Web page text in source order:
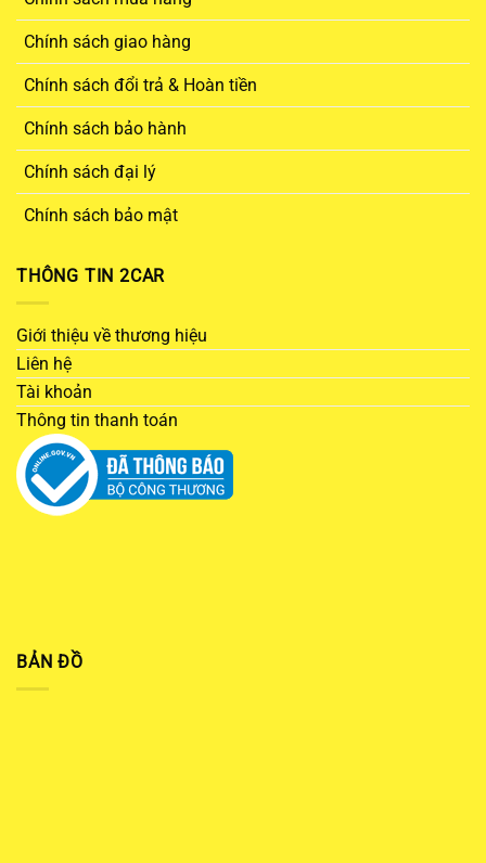
Chính sách giao hàng
Chính sách đổi trả & Hoàn tiền
Chính sách bảo hành
Chính sách đại lý
Chính sách bảo mật
THÔNG TIN 2CAR
Giới thiệu về thương hiệu
Liên hệ
Tài khoản
Thông tin thanh toán
BẢN ĐỒ